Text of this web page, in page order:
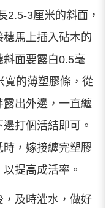
2.5-3厘米的斜面，
馬上插入砧木的
面要露白0.5毫
寬的薄塑膠條，從
出外邊，一直纏
打個活結即可。
，嫁接纏完塑膠
提高成活率。
及時灌水，做好